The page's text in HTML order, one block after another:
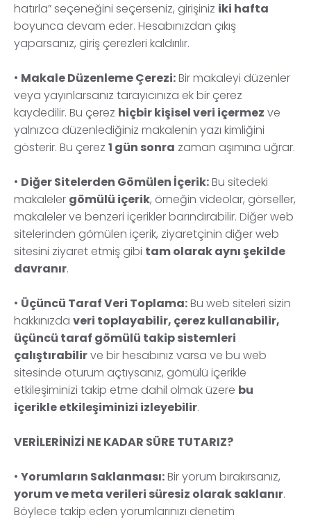
hatırla” seçeneğini seçerseniz, girişiniz iki hafta
boyunca devam eder. Hesabınızdan çıkış
yaparsanız, giriş çerezleri kaldırılır.
• Makale Düzenleme Çerezi:Bir makaleyi düzenler
veya yayınlarsanız tarayıcınıza ek bir çerez
kaydedilir. Bu çerez hiçbir kişisel veri içermez ve
yalnızca düzenlediğiniz makalenin yazı kimliğini
gösterir. Bu çerez 1 gün sonra zaman aşımına uğrar.
• Diğer Sitelerden Gömülen İçerik:Bu sitedeki
makaleler gömülü içerik, örneğin videolar, görseller,
makaleler ve benzeri içerikler barındırabilir. Diğer web
sitelerinden gömülen içerik, ziyaretçinin diğer web
sitesini ziyaret etmiş gibi tam olarak aynı şekilde
davranır.
• Üçüncü Taraf Veri Toplama:Bu web siteleri sizin
hakkınızda veri toplayabilir, çerez kullanabilir,
üçüncü taraf gömülü takip sistemleri
çalıştırabilirve bir hesabınız varsa ve bu web
sitesinde oturum açtıysanız, gömülü içerikle
etkileşiminizi takip etme dahil olmak üzere bu
içerikle etkileşiminizi izleyebilir.
VERİLERİNİZİ NE KADAR SÜRE TUTARIZ?
• Yorumların Saklanması:Bir yorum bırakırsanız,
yorum ve meta verileri süresiz olarak saklanır.
Böylece takip eden yorumlarınızı denetim